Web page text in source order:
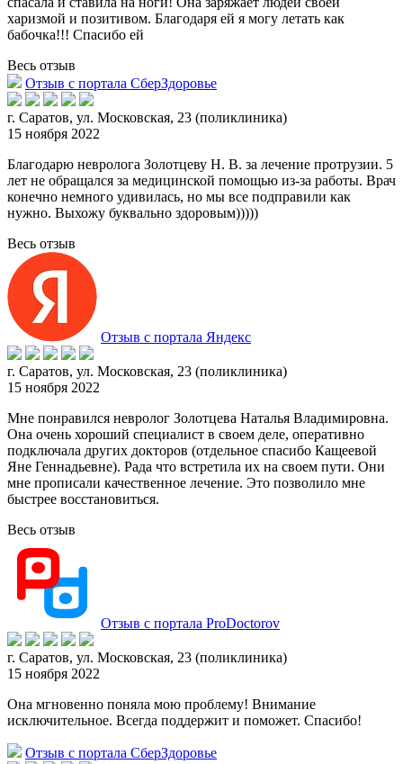
харизмой и позитивом. Благодаря ей я могу летать как
бабочка!!! Спасибо ей
Весь отзыв
Отзыв с портала СберЗдоровье
г. Саратов, ул. Московская, 23 (поликлиника)
15 ноября 2022
Благодарю невролога Золотцеву Н. В. за лечение протрузии. 5
лет не обращался за медицинской помощью из-за работы. Врач
конечно немного удивилась, но мы все подправили как
нужно. Выхожу буквально здоровым)))))
Весь отзыв
Отзыв с портала Яндекс
г. Саратов, ул. Московская, 23 (поликлиника)
15 ноября 2022
Мне понравился невролог Золотцева Наталья Владимировна.
Она очень хороший специалист в своем деле, оперативно
подключала других докторов (отдельное спасибо Кащеевой
Яне Геннадьевне). Рада что встретила их на своем пути. Они
мне прописали качественное лечение. Это позволило мне
быстрее восстановиться.
Весь отзыв
Отзыв с портала ProDoctorov
г. Саратов, ул. Московская, 23 (поликлиника)
15 ноября 2022
Она мгновенно поняла мою проблему! Внимание
исключительное. Всегда поддержит и поможет. Спасибо!
Отзыв с портала СберЗдоровье